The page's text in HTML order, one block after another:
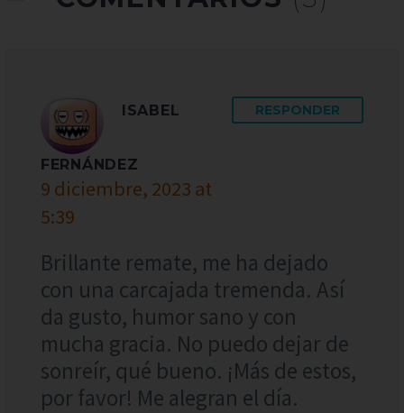
ISABEL
FERNÁNDEZ
9 diciembre, 2023 at
5:39
RESPONDER
Brillante remate, me ha dejado
con una carcajada tremenda. Así
da gusto, humor sano y con
mucha gracia. No puedo dejar de
sonreír, qué bueno. ¡Más de estos,
por favor! Me alegran el día.